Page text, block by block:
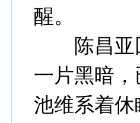
醒。
陈昌亚回
一片黑暗
池维系着